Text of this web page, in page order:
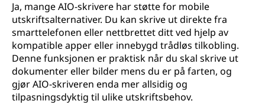
Ja, mange AIO-skrivere har støtte for mobile
utskriftsalternativer. Du kan skrive ut direkte fra
smarttelefonen eller nettbrettet ditt ved hjelp av
kompatible apper eller innebygd trådløs tilkobling.
Denne funksjonen er praktisk når du skal skrive ut
dokumenter eller bilder mens du er på farten, og
gjør AIO-skriveren enda mer allsidig og
tilpasningsdyktig til ulike utskriftsbehov.